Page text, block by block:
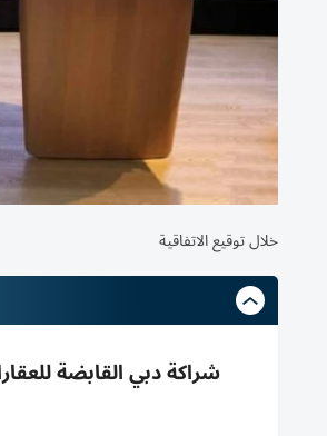
خلال توقيع الاتفاقية
شراكة دبي القابضة